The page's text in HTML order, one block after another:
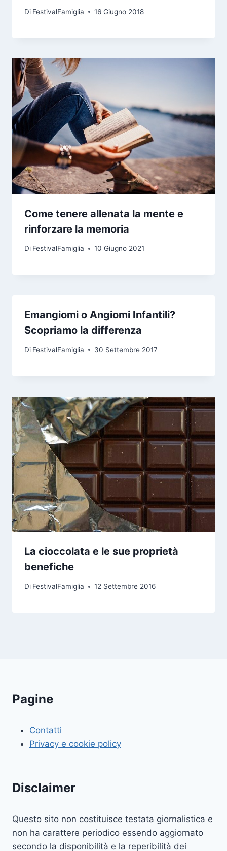
Di FestivalFamiglia 16 Giugno 2018
Come tenere allenata la mente e
rinforzare la memoria
Di FestivalFamiglia 10 Giugno 2021
Emangiomi o Angiomi Infantili?
Scopriamo la differenza
Di FestivalFamiglia 30 Settembre 2017
La cioccolata e le sue proprietà
benefiche
Di FestivalFamiglia 12 Settembre 2016
Pagine
Contatti
Privacy e cookie policy
Disclaimer
Questo sito non costituisce testata giornalistica e
non ha carattere periodico essendo aggiornato
secondo la disponibilità e la reperibilità dei